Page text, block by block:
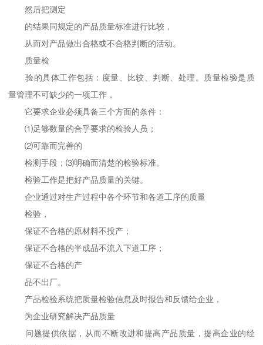
然后把测定
的结果同规定的产品质量标准进行比较，
从而对产品做出合格或不合格判断的活动。
质量检
验的具体工作包括：度量、比较、判断、处理。质量检验是质
量管理不可缺少的一项工作，
它要求企业必须具备三个方面的条件：
⑴足够数量的合乎要求的检验人员；
⑵可靠而完善的
检测手段；⑶明确而清楚的检验标准。
检验工作是把好产品质量的关键。
企业通过对生产过程中各个环节和各道工序的质量
检验，
保证不合格的原材料不投产；
保证不合格的半成品不流入下道工序；
保证不合格的产
品不出厂。
产品检验系统把质量检验信息及时报告和反馈给企业，
为企业研究解决产品质量
问题提供依据，从而不断改进和提高产品质量，提高企业的经